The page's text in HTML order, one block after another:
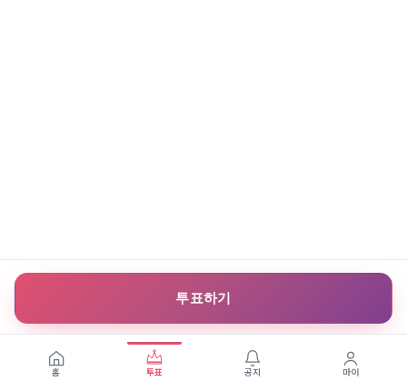
투표하기
홈 투표 공지 마이